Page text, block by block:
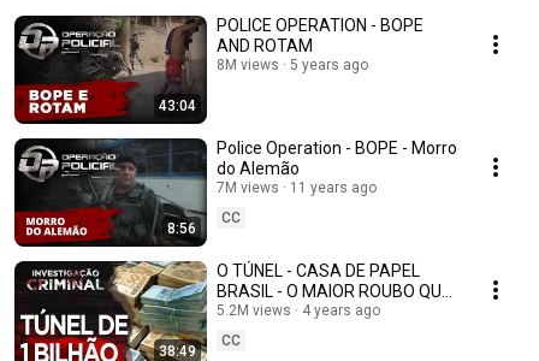
43:04
POLICE OPERATION - BOPE
AND ROTAM
8M views 5 years ago
8:56
Police Operation - BOPE - Morro
do Alemão
7M views
11 years ago
CC
38:49
O TÚNEL - CASA DE PAPEL
BRASIL - O MAIOR ROUBO QUE
NUNCA ACONTECEU -
INVESTIGAÇÃO CRIMINAL
5.2M views
4 years ago
CC